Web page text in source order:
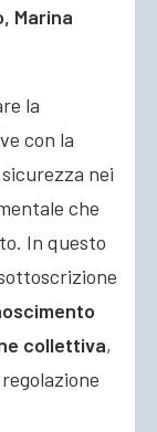
Marina
la
con la
nei
che
In questo
collettiva,